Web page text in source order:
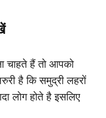
चाहते हैं तो आपको
है कि समुद्री लहरों
लोग होते है इसलिए